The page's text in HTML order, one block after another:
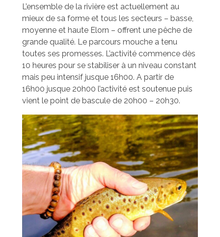
L’ensemble de la rivière est actuellement au
mieux de sa forme et tous les secteurs – basse,
moyenne et haute Elorn – offrent une pêche de
grande qualité. Le parcours mouche a tenu
toutes ses promesses. L’activité commence dès
10 heures pour se stabiliser à un niveau constant
mais peu intensif jusque 16h00. A partir de
16h00 jusque 20h00 l’activité est soutenue puis
vient le point de bascule de 20h00 – 20h30.